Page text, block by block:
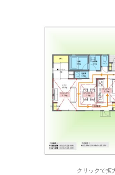
クリックで拡